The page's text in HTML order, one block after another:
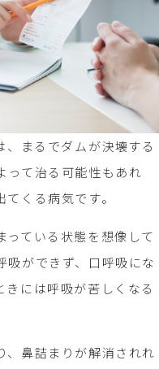
まるでダムが決壊する
って治る可能性もあれ
くる病気です。
ている状態を想像して
吸ができず、口呼吸にな
きには呼吸が苦しくなる
、鼻詰まりが解消されれ